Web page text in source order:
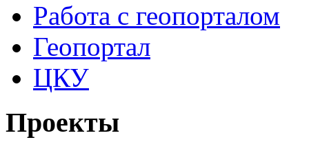
Работа с геопорталом
Геопортал
ЦКУ
Проекты